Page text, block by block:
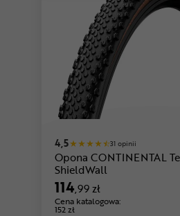
4,5 31 opinii
Opona CONTINENTAL
ShieldWall
114,99 zł
Cena katalogowa:
152 zł